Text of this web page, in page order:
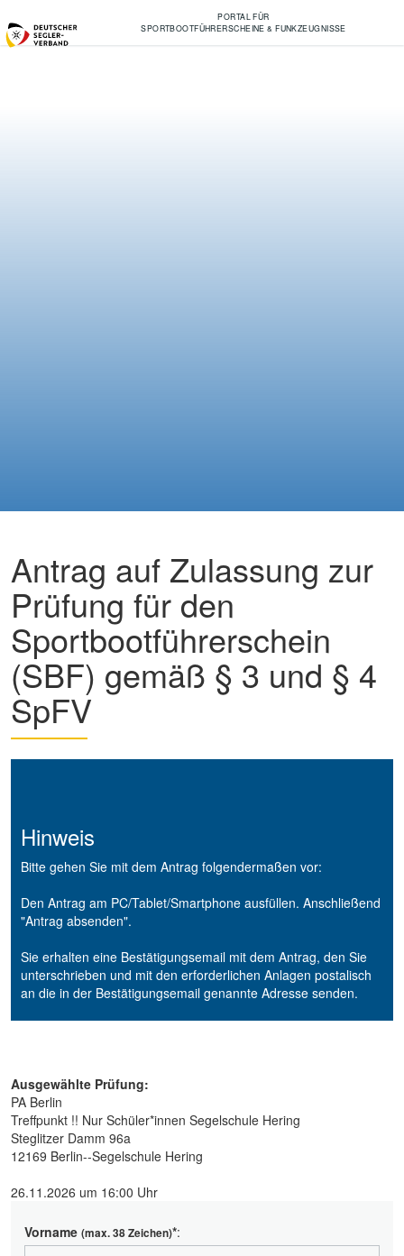
PORTAL FÜR
SPORTBOOTFÜHRERSCHEINE & FUNKZEUGNISSE
Antrag auf Zulassung zur
Prüfung für den
Sportbootführerschein
(SBF) gemäß § 3 und § 4
SpFV
Hinweis
Bitte gehen Sie mit dem Antrag folgendermaßen vor:
Den Antrag am PC/Tablet/Smartphone ausfüllen. Anschließend
"Antrag absenden".
Sie erhalten eine Bestätigungsemail mit dem Antrag, den Sie
unterschrieben und mit den erforderlichen Anlagen postalisch
an die in der Bestätigungsemail genannte Adresse senden.
Ausgewählte Prüfung:
PA Berlin
Treffpunkt !! Nur Schüler*innen Segelschule Hering
Steglitzer Damm 96a
12169 Berlin--Segelschule Hering
26.11.2026 um 16:00 Uhr
Vorname (max. 38 Zeichen)*: